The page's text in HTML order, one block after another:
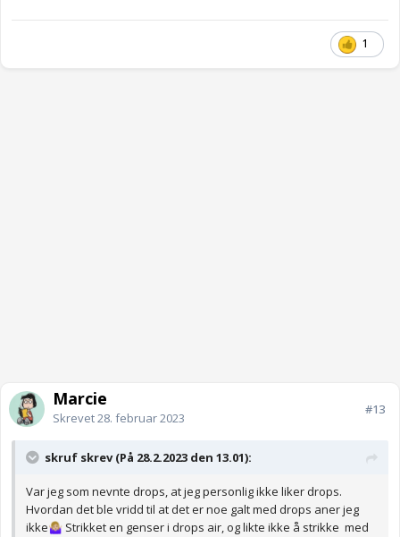
1
Marcie
Skrevet28. februar 2023
#13
skruf skrev (På 28.2.2023 den 13.01):
Var jeg som nevnte drops, at jeg personlig ikke liker drops.
Hvordan det ble vridd til at det er noe galt med drops aner jeg
ikke🤷🏼‍♀️ Strikket en genser i drops air, og likte ikke å strikke med